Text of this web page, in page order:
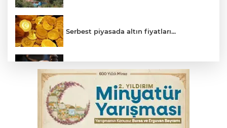
Serbest piyasada altın fiyatları...
Yargıtay’dan primle çalışanlara müjde
Bursa’da bugün hava nasıl olacak?